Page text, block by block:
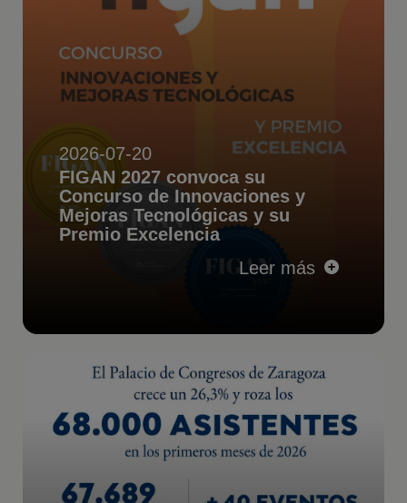
2026-07-20
FIGAN 2027 convoca su
Concurso de Innovaciones y
Mejoras Tecnológicas y su
Premio Excelencia
Leer más